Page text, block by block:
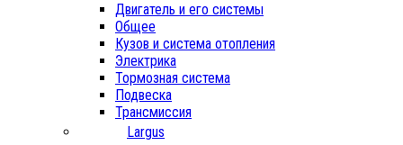
Двигатель и его системы
Общее
Кузов и система отопления
Электрика
Тормозная система
Подвеска
Трансмиссия
Largus